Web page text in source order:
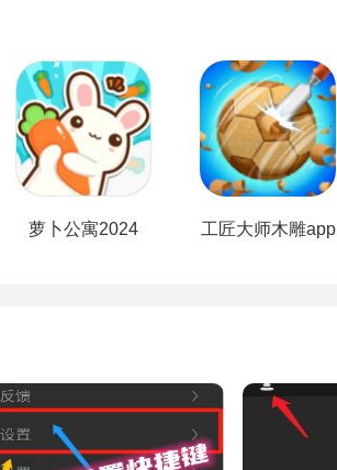
萝卜公寓2024 工匠大师木雕app